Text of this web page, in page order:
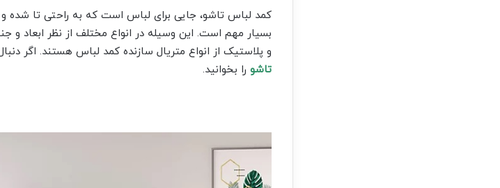
کمد لباس تاشو، جایی برای لباس است که به راحتی تا شده
بسیار مهم است. این وسیله در انواع مختلف از نظر ابعاد و
و پلاستیک از انواع متریال سازنده کمد لباس هستند. اگر
تاشو را بخوانید.